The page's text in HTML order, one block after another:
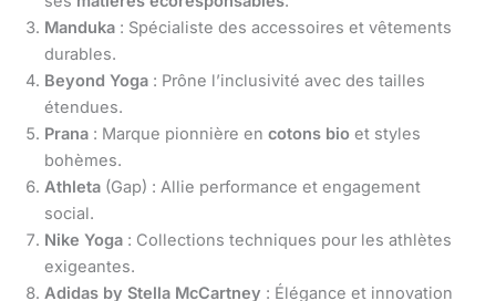
Manduka : Spécialiste des accessoires et vêtements
durables.
Beyond Yoga : Prône l’inclusivité avec des tailles
étendues.
Prana : Marque pionnière en cotons bio et styles
bohèmes.
Athleta (Gap) : Allie performance et engagement
social.
Nike Yoga : Collections techniques pour les athlètes
exigeantes.
Adidas by Stella McCartney : Élégance et innovation